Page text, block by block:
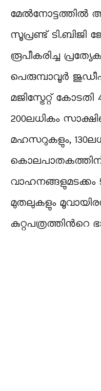
സൂപ്രണ്ട്
രൂപീകരിച്ച
പെരുമ്പാവൂർ
മജിസ്ട്രേറ്റ്
200ലധികം
മഹസറുകളും,
കൊലപാതകത്തിന്
വാഹനങ്ങളുമടക്കം
മുതലുകളും
കുറ്റപത്രത്തിന്‍റെ